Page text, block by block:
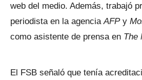
web del medio. Además, trabajó
periodista en la agencia AFPy
como asistente de prensa en The
El FSB señaló que tenía